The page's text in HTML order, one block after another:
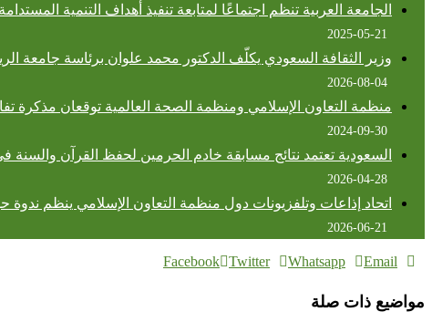
الجامعة العربية تنظم اجتماعًا لمتابعة تنفيذ أهداف التنمية المستدامة 2030 في مجال الثقافة
2025-05-21
وزير الثقافة السعودي يكلّف الدكتور محمد علوان برئاسة جامعة
2026-08-04
منظمة التعاون الإسلامي ومنظمة الصحة العالمية توقعان مذكرة
2024-09-30
السعودية تعتمد نتائج مسابقة خادم الحرمين لحفظ القرآن والسنة في
2026-04-28
اتحاد إذاعات وتلفزيونات دول منظمة التعاون الإسلامي ينظم ندوة
2026-06-21
Facebook Twitter Whatsapp Email
مواضيع ذات صلة